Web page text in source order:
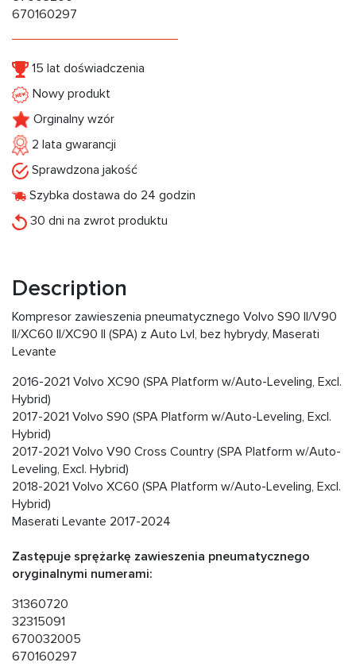
670160297
15 lat doświadczenia
Nowy produkt
Orginalny wzór
2 lata gwarancji
Sprawdzona jakość
Szybka dostawa do 24 godzin
30 dni na zwrot produktu
Description
Kompresor zawieszenia pneumatycznego Volvo S90 II/V90
II/XC60 II/XC90 II (SPA) z Auto Lvl, bez hybrydy, Maserati
Levante
2016-2021 Volvo XC90 (SPA Platform w/Auto-Leveling, Excl.
Hybrid)
2017-2021 Volvo S90 (SPA Platform w/Auto-Leveling, Excl.
Hybrid)
2017-2021 Volvo V90 Cross Country (SPA Platform w/Auto-
Leveling, Excl. Hybrid)
2018-2021 Volvo XC60 (SPA Platform w/Auto-Leveling, Excl.
Hybrid)
Maserati Levante 2017-2024
Zastępuje sprężarkę zawieszenia pneumatycznego
oryginalnymi numerami:
31360720
32315091
670032005
670160297